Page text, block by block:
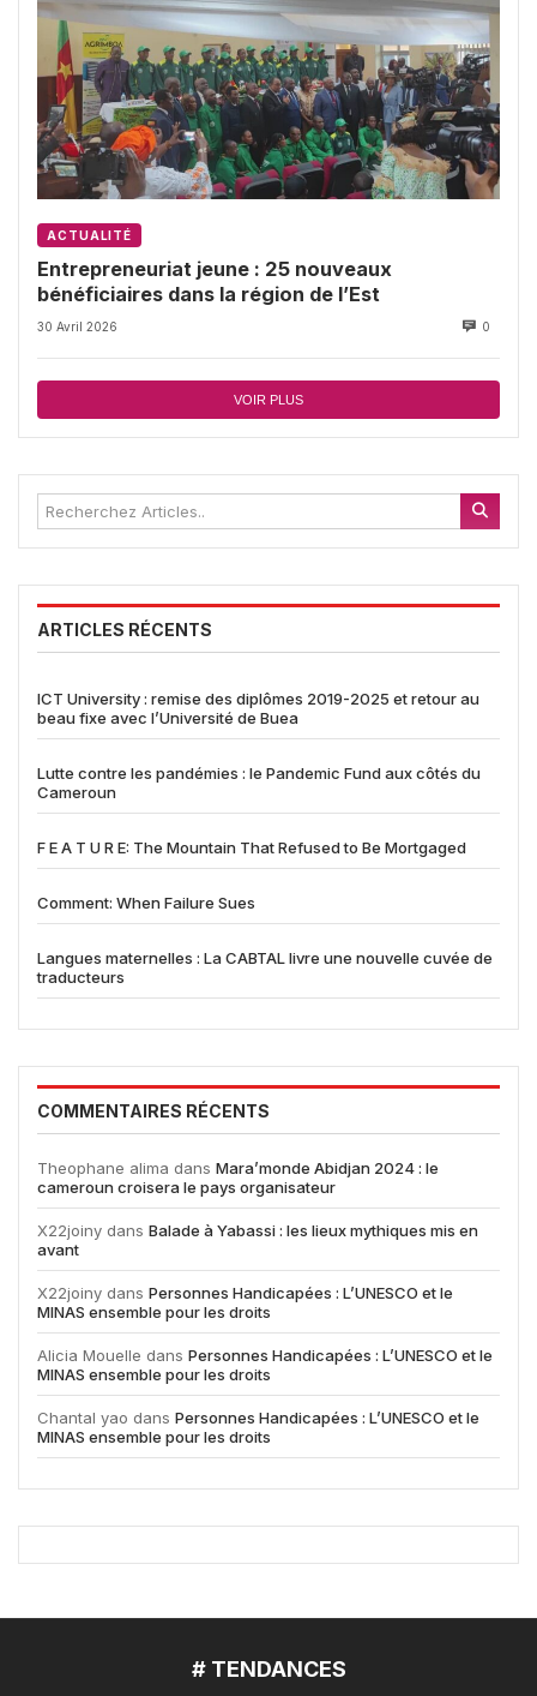
ACTUALITÉ
Entrepreneuriat jeune : 25 nouveaux
bénéficiaires dans la région de l’Est
30 Avril 2026 0
VOIR PLUS
ARTICLES RÉCENTS
ICT University : remise des diplômes 2019-2025 et retour au
beau fixe avec l’Université de Buea
Lutte contre les pandémies : le Pandemic Fund aux côtés du
Cameroun
F E A T U R E: The Mountain That Refused to Be Mortgaged
Comment: When Failure Sues
Langues maternelles : La CABTAL livre une nouvelle cuvée de
traducteurs
COMMENTAIRES RÉCENTS
Theophane alima dans Mara’monde Abidjan 2024 : le
cameroun croisera le pays organisateur
X22joiny dans Balade à Yabassi : les lieux mythiques mis en
avant
X22joiny dans Personnes Handicapées : L’UNESCO et le
MINAS ensemble pour les droits
Alicia Mouelle dans Personnes Handicapées : L’UNESCO et le
MINAS ensemble pour les droits
Chantal yao dans Personnes Handicapées : L’UNESCO et le
MINAS ensemble pour les droits
# TENDANCES